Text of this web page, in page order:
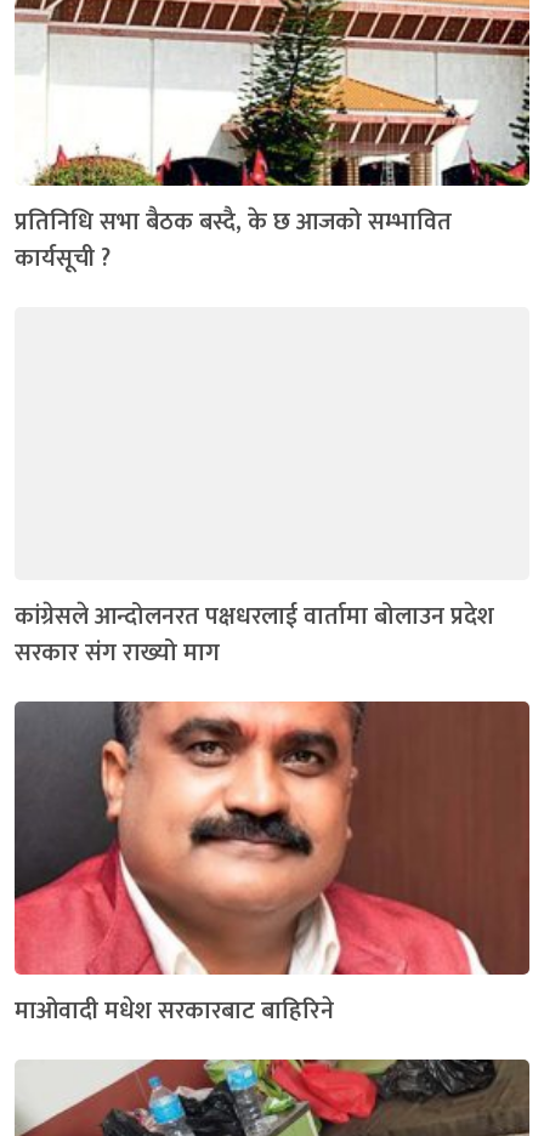
प्रतिनिधि सभा बैठक बस्दै, के छ आजको सम्भावित
कार्यसूची ?
कांग्रेसले आन्दोलनरत पक्षधरलाई वार्तामा बोलाउन प्रदेश
सरकार संग राख्यो माग
माओवादी मधेश सरकारबाट बाहिरिने